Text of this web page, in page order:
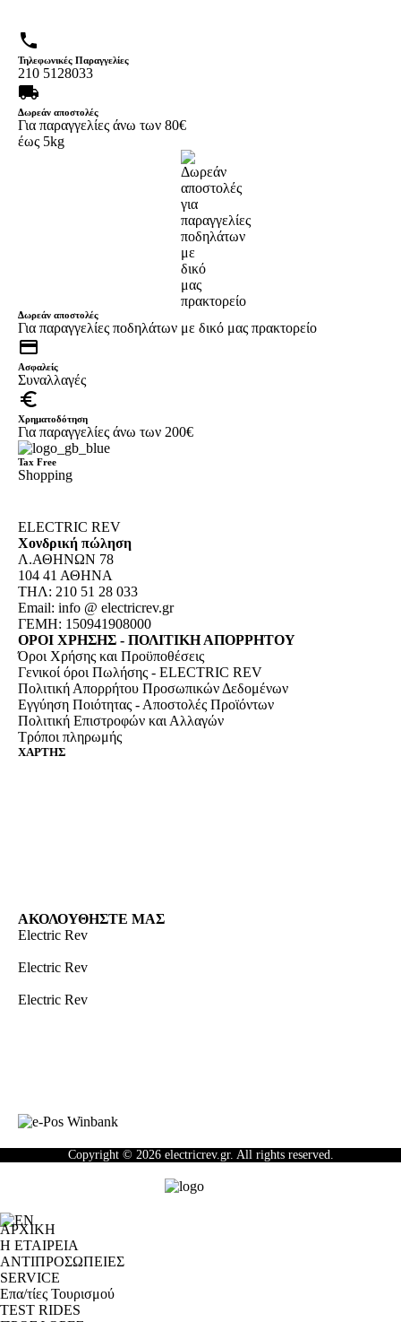
phone
Τηλεφωνικές Παραγγελίες
210 5128033
local_shipping
Δωρεάν αποστολές
Για παραγγελίες άνω των 80€
έως 5kg
Δωρεάν αποστολές
Για παραγγελίες ποδηλάτων με δικό μας πρακτορείο
credit_card
Ασφαλείς
Συναλλαγές
euro_symbol
Χρηματοδότηση
Για παραγγελίες άνω των 200€
Tax Free
Shopping
ELECTRIC REV
Χονδρική πώληση
Λ.ΑΘΗΝΩΝ 78
104 41 ΑΘΗΝΑ
ΤΗΛ: 210 51 28 033
Email: info @ electricrev.gr
ΓΕΜΗ: 150941908000
ΟΡΟΙ ΧΡΗΣΗΣ - ΠΟΛΙΤΙΚΗ ΑΠΟΡΡΗΤΟΥ
Όροι Χρήσης και Προϋποθέσεις
Γενικοί όροι Πωλήσης - ELECTRIC REV
Πολιτική Απορρήτου Προσωπικών Δεδομένων
Εγγύηση Ποιότητας - Αποστολές Προϊόντων
Πολιτική Επιστροφών και Αλλαγών
Τρόποι πληρωμής
ΧΑΡΤΗΣ
ΑΚΟΛΟΥΘΗΣΤΕ ΜΑΣ
Electric Rev
Electric Rev
Electric Rev
Copyright © 2026 electricrev.gr. All rights reserved.
ΑΡΧΙΚΗ
Η ΕΤΑΙΡΕΙΑ
ΑΝΤΙΠΡΟΣΩΠΕΙΕΣ
SERVICE
Επα/τίες Τουρισμού
TEST RIDES